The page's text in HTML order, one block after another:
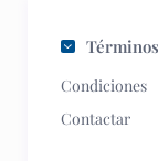
Condiciones
Contactar